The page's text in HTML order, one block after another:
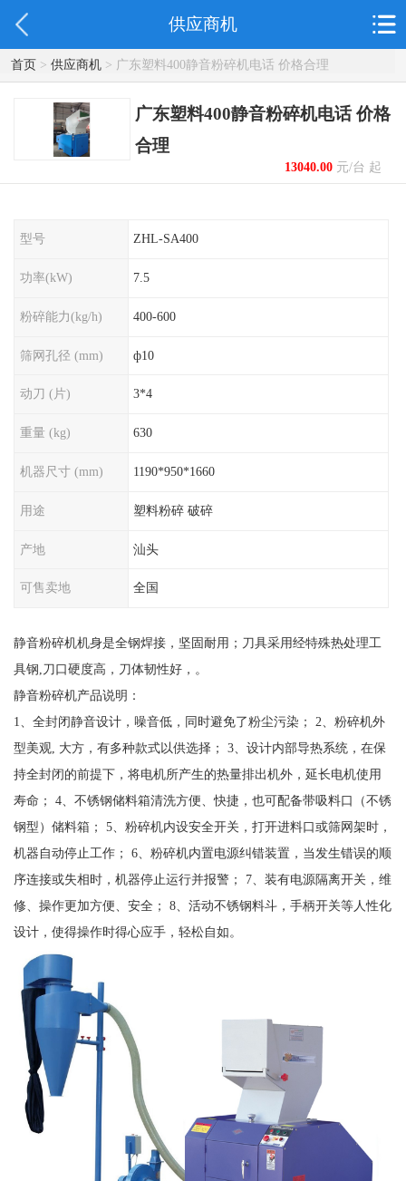
供应商机
首页> 供应商机> 广东塑料400静音粉碎机电话 价格合理
广东塑料400静音粉碎机电话 价格
合理
13040.00元/台 起
型号 ZHL-SA400
功率(kW) 7.5
粉碎能力(kg/h) 400-600
筛网孔径 (mm) ф10
动刀 (片) 3*4
重量 (kg) 630
机器尺寸 (mm) 1190*950*1660
用途 塑料粉碎 破碎
产地 汕头
可售卖地 全国
静音粉碎机机身是全钢焊接，坚固耐用；刀具采用经特殊热处理工
具钢,刀口硬度高，刀体韧性好，。
静音粉碎机产品说明：
1、全封闭静音设计，噪音低，同时避免了粉尘污染； 2、粉碎机外
型美观, 大方，有多种款式以供选择； 3、设计内部导热系统，在保
持全封闭的前提下，将电机所产生的热量排出机外，延长电机使用
寿命； 4、不锈钢储料箱清洗方便、快捷，也可配备带吸料口（不锈
钢型）储料箱； 5、粉碎机内设安全开关，打开进料口或筛网架时，
机器自动停止工作； 6、粉碎机内置电源纠错装置，当发生错误的顺
序连接或失相时，机器停止运行并报警； 7、装有电源隔离开关，维
修、操作更加方便、安全； 8、活动不锈钢料斗，手柄开关等人性化
设计，使得操作时得心应手，轻松自如。